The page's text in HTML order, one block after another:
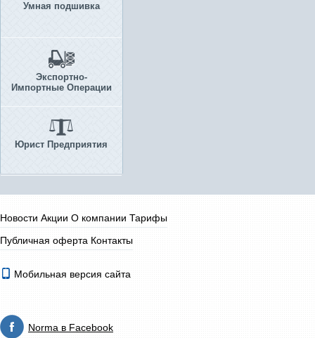
Умная подшивка
Экспортно-
Импортные Операции
Юрист Предприятия
Новости Акции О компании Тарифы
Публичная оферта Контакты
Мобильная версия сайта
Norma в Facebook